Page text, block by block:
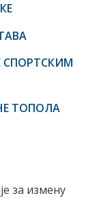
СПОРТСКИМ
ТОПОЛА
за измену